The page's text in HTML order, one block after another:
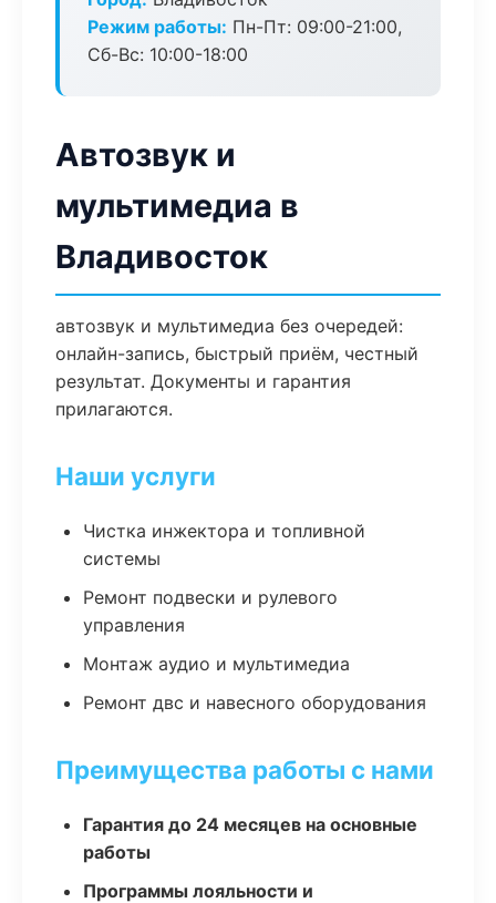
Режим работы: Пн-Пт: 09:00-21:00,
Сб-Вс: 10:00-18:00
Автозвук и
мультимедиа в
Владивосток
автозвук и мультимедиа без очередей:
онлайн-запись, быстрый приём, честный
результат. Документы и гарантия
прилагаются.
Наши услуги
Чистка инжектора и топливной
системы
Ремонт подвески и рулевого
управления
Монтаж аудио и мультимедиа
Ремонт двс и навесного оборудования
Преимущества работы с нами
Гарантия до 24 месяцев на основные
работы
Программы лояльности и